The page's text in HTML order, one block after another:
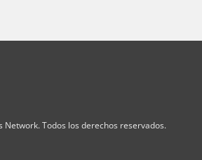
Todos los derechos reservados.